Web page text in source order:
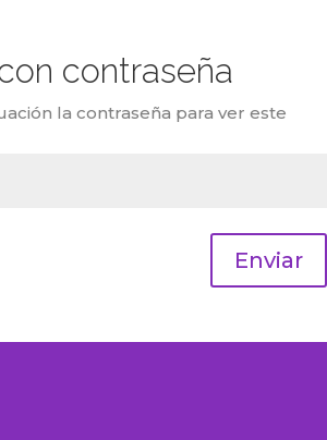
contraseña
la contraseña para ver este
Enviar